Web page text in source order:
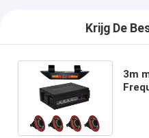
Krijg De
3m